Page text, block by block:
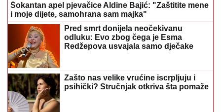
Šokantan apel pjevačice Aldine Bajić: "Zaštitite mene
i moje dijete, samohrana sam majka"
Pred smrt donijela neočekivanu
odluku: Evo zbog čega je Esma
Redžepova usvajala samo dječake
Zašto nas velike vrućine iscrpljuju i
psihički? Stručnjak otkriva šta pomaže